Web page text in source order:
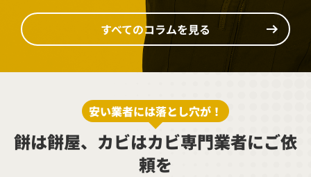
すべてのコラムを見る
安い業者には落とし穴が！
餅は餅屋、カビはカビ専門業者にご依
頼を